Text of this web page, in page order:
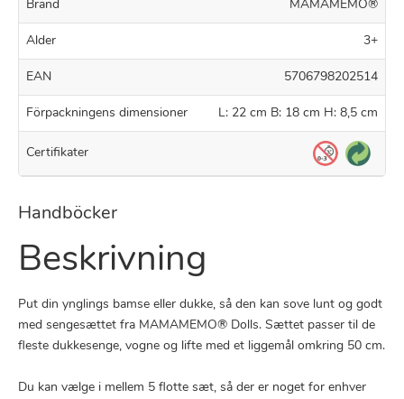
Brand MAMAMEMO®
Alder 3+
EAN 5706798202514
Förpackningens dimensioner L: 22 cm B: 18 cm H: 8,5 cm
Certifikater
Handböcker
Beskrivning
Put din ynglings bamse eller dukke, så den kan sove lunt og godt
med sengesættet fra MAMAMEMO® Dolls. Sættet passer til de
fleste dukkesenge, vogne og lifte med et liggemål omkring 50 cm.
Du kan vælge i mellem 5 flotte sæt, så der er noget for enhver